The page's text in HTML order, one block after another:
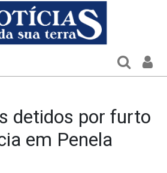
detidos por furto
em Penela